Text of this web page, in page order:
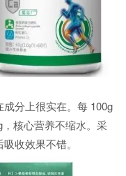
分上很实在。每 100g
核心营养不缩水。采
收效果不错。